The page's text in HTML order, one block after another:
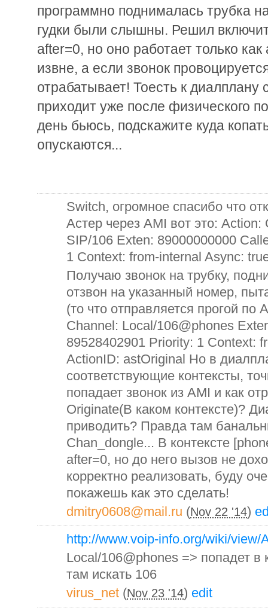
программно поднималась трубка
гудки были слышны. Решил
after=0, но оно работает только как
извне, а если звонок
отрабатывает! Тоесть к
приходит уже после физического
день бьюсь, подскажите куда
опускаются...
Switch, oгромное спасибо что
Астер через AMI вот это:
SIP/106 Exten: 89000000000
1 Context: from-internal Async:
Получаю звонок на трубку,
отзвон на указанный номер,
(то что отправляется прогой по
Channel: Local/106@phones
89528402901 Priority: 1 Context:
ActionID: astOriginal Но в
соответствующие контексты,
попадает звонок из AMI и как
Originate(В каком контексте)?
приводить? Правда там
Chan_dongle... В контексте
after=0, но до него вызов не
корректно реализовать, буду
покажешь как это сделать!
dmitry0608@mail.ru (Nov 22 '14)
http://www.voip-info.org/wiki/view/
Local/106@phones => попадет в
там искать 106
virus_net (Nov 23 '14) edit